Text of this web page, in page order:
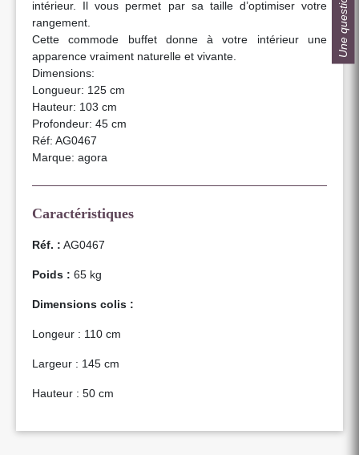
intérieur. Il vous permet par sa taille d’optimiser votre
rangement.
Cette commode buffet donne à votre intérieur une
apparence vraiment naturelle et vivante.
Dimensions:
Longueur: 125 cm
Hauteur: 103 cm
Profondeur: 45 cm
Réf: AG0467
Marque: agora
Caractéristiques
Réf. : AG0467
Poids : 65 kg
Dimensions colis :
Longeur : 110 cm
Largeur : 145 cm
Hauteur : 50 cm
Une question ?